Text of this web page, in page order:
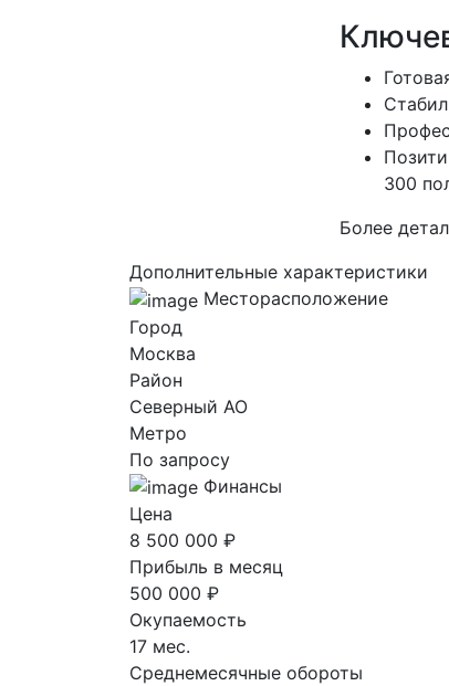
300
Более
Дополнительные характеристики
Месторасположение
Город
Москва
Район
Северный AO
Метро
По запросу
Финансы
Цена
8 500 000 ₽
Прибыль в месяц
500 000 ₽
Окупаемость
17 мес.
Среднемесячные обороты